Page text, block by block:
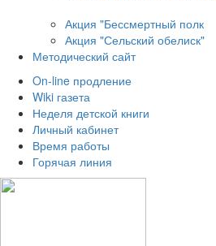
Акция "Бессмертный полк
Акция "Сельский обелиск"
Методический сайт
On-line продление
Wiki газета
Неделя детской книги
Личный кабинет
Время работы
Горячая линия